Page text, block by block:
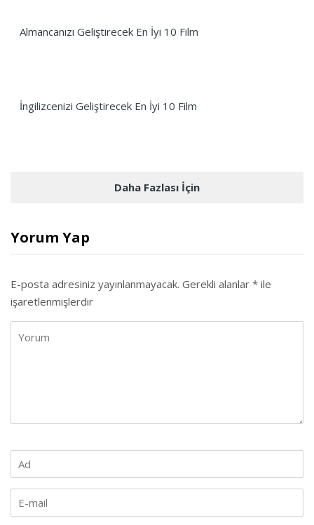
Almancanızı Geliştirecek En İyi 10 Film
İngilizcenizi Geliştirecek En İyi 10 Film
Daha Fazlası İçin
Yorum Yap
E-posta adresiniz yayınlanmayacak. Gerekli alanlar * ile
işaretlenmişlerdir